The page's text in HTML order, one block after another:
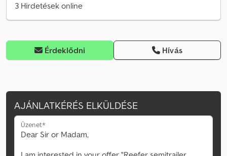
3 Hirdetések online
Érdeklődni Hívás
AJÁNLATKÉRÉS ELKÜLDÉSE
Üzenet*